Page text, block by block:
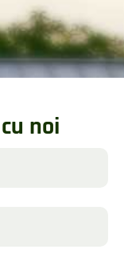
cu noi